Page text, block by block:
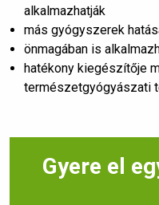
alkalmazhatják
más gyógyszerek
önmagában is
hatékony kiegészítője
természetgyógyászati
Gyere el